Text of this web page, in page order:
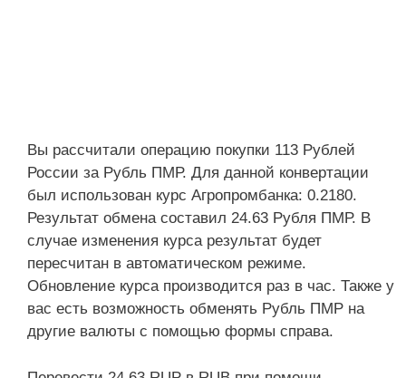
Вы рассчитали операцию покупки 113 Рублей
России за Рубль ПМР. Для данной конвертации
был использован курс Агропромбанка: 0.2180.
Результат обмена составил 24.63 Рубля ПМР. В
случае изменения курса результат будет
пересчитан в автоматическом режиме.
Обновление курса производится раз в час. Также у
вас есть возможность обменять Рубль ПМР на
другие валюты с помощью формы справа.